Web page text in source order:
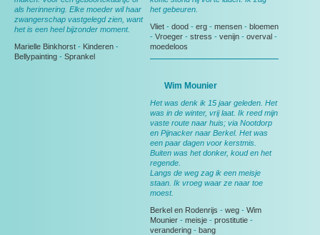
als herinnering. Elke moeder wil haar
zwangerschap vastgelegd zien, want
het is een heel bijzonder moment.
Marielle Binkhorst - Kinderen -
Bellypainting - Sprankel
het gebeuren.
Vliet - dood - erg - mensen - bloemen
- Vroeger - stress - venijn - overval -
moedeloos
Wim Mounier
Het was denk ik 15 jaar geleden. Het
was in de winter, vrij laat. Ik reed mijn
vaste route naar huis; via Nootdorp
en Pijnacker naar Berkel. Het was
een paar dagen voor kerstmis.
Buiten was het donker, koud en het
regende.
Langs de weg zag ik een meisje
staan. Ik vroeg waar ze naar toe
moest.
Berkel en Rodenrijs - weg - Wim
Mounier - meisje - prostitutie -
verandering - bang